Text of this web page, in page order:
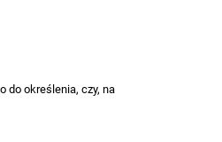
do określenia, czy, na